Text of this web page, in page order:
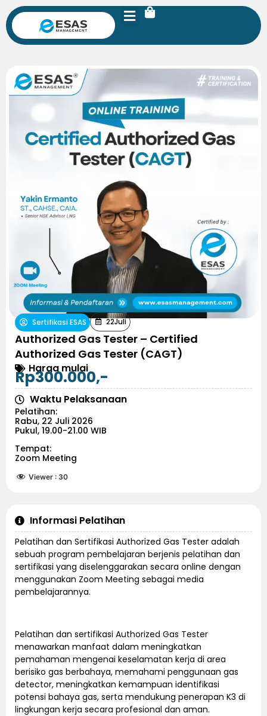
Sertifikasi ESAS 22Juli
Authorized Gas Tester – Certified
Authorized Gas Tester (CAGT)
Harga mulai
Rp300.000,-
Waktu Pelaksanaan
Pelatihan:
Rabu, 22 Juli 2026
Pukul, 19.00-21.00 WIB
Tempat:
Zoom Meeting
Viewer : 30
Informasi Pelatihan
Pelatihan dan Sertifikasi Authorized Gas Tester adalah
sebuah program pembelajaran berjenis pelatihan dan
sertifikasi yang diselenggarakan secara online dengan
menggunakan Zoom Meeting sebagai media
pembelajarannya.
Pelatihan dan sertifikasi Authorized Gas Tester
menawarkan manfaat dalam meningkatkan
pemahaman mengenai keselamatan kerja di area
berisiko gas berbahaya, memahami penggunaan gas
detector, meningkatkan kemampuan identifikasi
potensi bahaya gas, serta mendukung penerapan K3 di
lingkungan kerja secara profesional dan aman.